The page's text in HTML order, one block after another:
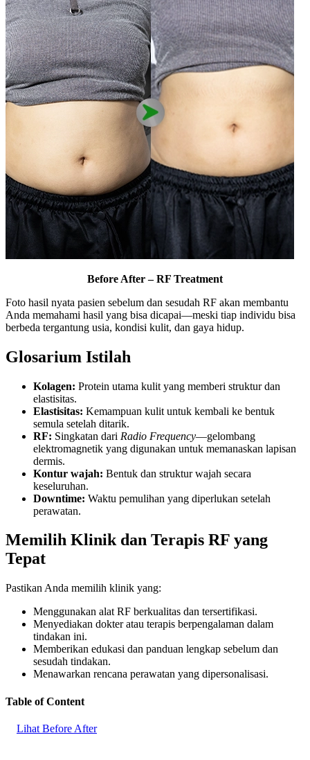
Before After – RF Treatment
Foto hasil nyata pasien sebelum dan sesudah RF akan membantu
Anda memahami hasil yang bisa dicapai—meski tiap individu bisa
berbeda tergantung usia, kondisi kulit, dan gaya hidup.
Glosarium Istilah
Kolagen: Protein utama kulit yang memberi struktur dan
elastisitas.
Elastisitas: Kemampuan kulit untuk kembali ke bentuk
semula setelah ditarik.
RF: Singkatan dari Radio Frequency—gelombang
elektromagnetik yang digunakan untuk memanaskan lapisan
dermis.
Kontur wajah: Bentuk dan struktur wajah secara
keseluruhan.
Downtime: Waktu pemulihan yang diperlukan setelah
perawatan.
Memilih Klinik dan Terapis RF yang
Tepat
Pastikan Anda memilih klinik yang:
Menggunakan alat RF berkualitas dan tersertifikasi.
Menyediakan dokter atau terapis berpengalaman dalam
tindakan ini.
Memberikan edukasi dan panduan lengkap sebelum dan
sesudah tindakan.
Menawarkan rencana perawatan yang dipersonalisasi.
Table of Content
Lihat Before After